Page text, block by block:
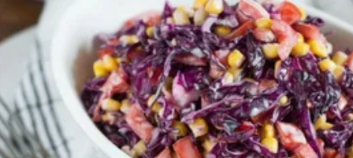
Polityka
Społeczeństwo
Wojna na Ukrainie